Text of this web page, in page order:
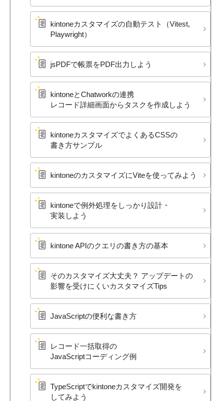
kintoneカスタマイズの​自動テスト​（Vitest,
Playwright）
jsPDFで​帳票を​PDF出力しよう
kintoneと​Chatworkの​連携
レコード詳細画面から​タスクを​作成しよう
kintoneカスタマイズで​よく​ある​CSSの​
書き方​サンプル
kintoneの​カスタマイズに​Viteを​使ってみよう
kintoneで​例外処理を​しっかり設計・​
実装しよう
kintone APIの​クエリの​書き方の​基本
その​カスタマイズ大丈夫？​ アップデートの​
影響を​受けに​くいカスタマイズTips
JavaScriptの​便利な​書き方
レコード一括取得の​
JavaScriptコーディング例
TypeScriptで​kintoneカスタマイズ開発を​
してみよう